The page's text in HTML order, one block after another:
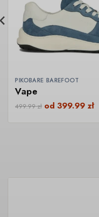
PIKOBARE BAREFOOT
Vape
499.99zł od399.99zł